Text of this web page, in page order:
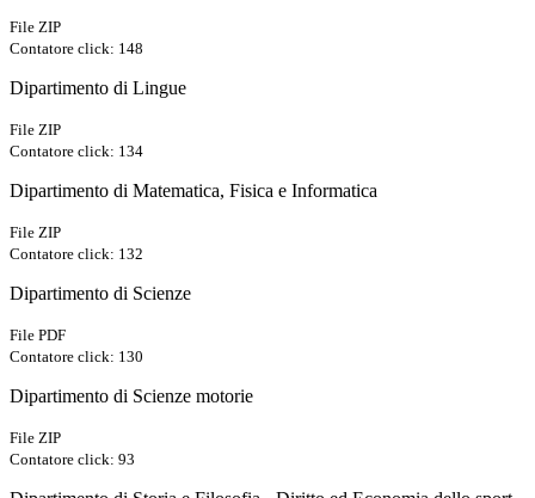
File ZIP
Contatore click: 148
Dipartimento di Lingue
File ZIP
Contatore click: 134
Dipartimento di Matematica, Fisica e Informatica
File ZIP
Contatore click: 132
Dipartimento di Scienze
File PDF
Contatore click: 130
Dipartimento di Scienze motorie
File ZIP
Contatore click: 93